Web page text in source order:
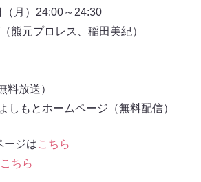
（月）24:00～24:30
熊元プロレス、稲田美紀）
料放送）
しもとホームページ（無料配信）
ージはこちら
こちら